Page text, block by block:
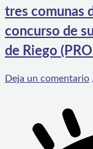
tres comunas
concurso de
de Riego
Deja un comentario